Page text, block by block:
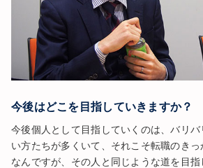
今後はどこを目指していきますか？
今後個人として目指していくのは、バリ
い方たちが多くいて、それこそ転職のき
なんですが、その人と同じような道を目